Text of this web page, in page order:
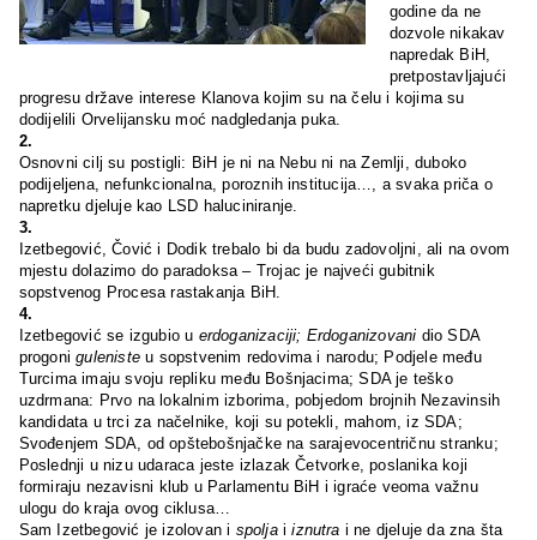
godine da ne
dozvole nikakav
napredak BiH,
pretpostavljajući
progresu države interese Klanova kojim su na čelu i kojima su
dodijelili Orvelijansku moć nadgledanja puka.
2.
Osnovni cilj su postigli: BiH je ni na Nebu ni na Zemlji, duboko
podijeljena, nefunkcionalna, poroznih institucija…, a svaka priča o
napretku djeluje kao LSD haluciniranje.
3.
Izetbegović, Čović i Dodik trebalo bi da budu zadovoljni, ali na ovom
mjestu dolazimo do paradoksa – Trojac je najveći gubitnik
sopstvenog Procesa rastakanja BiH.
4.
Izetbegović se izgubio u erdoganizaciji; Erdoganizovani dio SDA
progonigulenisteu sopstvenim redovima i narodu; Podjele među
Turcima imaju svoju repliku među Bošnjacima; SDA je teško
uzdrmana: Prvo na lokalnim izborima, pobjedom brojnih Nezavinsih
kandidata u trci za načelnike, koji su potekli, mahom, iz SDA;
Svođenjem SDA, od opštebošnjačke na sarajevocentričnu stranku;
Poslednji u nizu udaraca jeste izlazak Četvorke, poslanika koji
formiraju nezavisni klub u Parlamentu BiH i igraće veoma važnu
ulogu do kraja ovog ciklusa…
Sam Izetbegović je izolovan i spolja iiznutra i ne djeluje da zna šta